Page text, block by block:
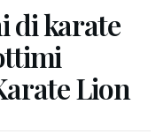
di karate
Lion